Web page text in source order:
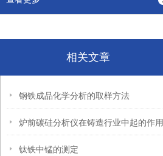
相关文章
钢铁成品化学分析的取样方法
炉前碳硅分析仪在铸造行业中起的作用
钛铁中锰的测定